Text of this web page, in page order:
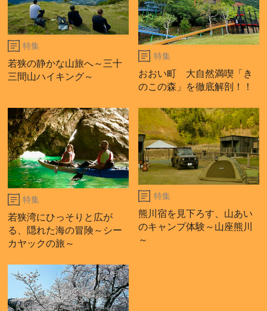
特集
若狭の静かな山旅へ～三十
三間山ハイキング～
特集
おおい町 大自然満喫「き
のこの森」を徹底解剖！！
特集
若狭湾にひっそりと広が
る、隠れた海の冒険～シー
カヤックの旅～
特集
熊川宿を見下ろす、山あい
のキャンプ体験～山座熊川
～